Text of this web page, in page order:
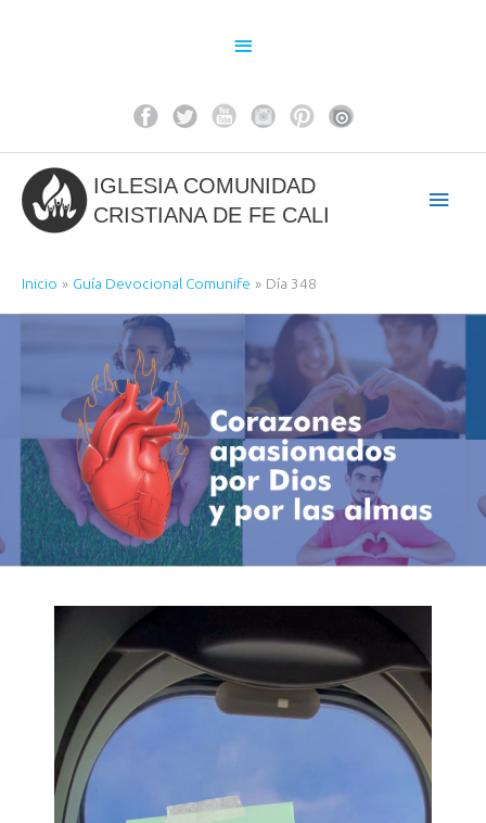
Above
IGLESIA COMUNIDAD
CRISTIANA DE FE CALI
Inicio Guía Devocional Comunife Día 348